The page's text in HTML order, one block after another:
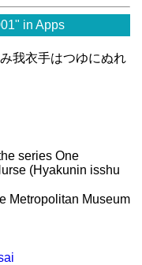
in Apps
我衣手はつゆにぬれ
series One
(Hyakunin isshu
Metropolitan Museum